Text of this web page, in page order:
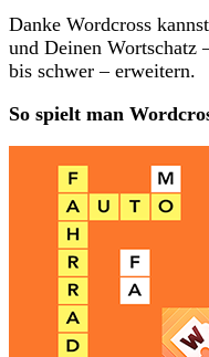
Danke Wordcross
und Deinen Wortschatz
bis schwer – erweitern.
So spielt man